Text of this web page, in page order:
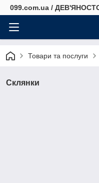
099.com.ua /
Товари та послуги
Склянки